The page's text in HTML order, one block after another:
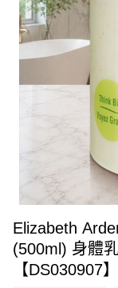
Elizabeth
(500ml) 身體
【DS030907】